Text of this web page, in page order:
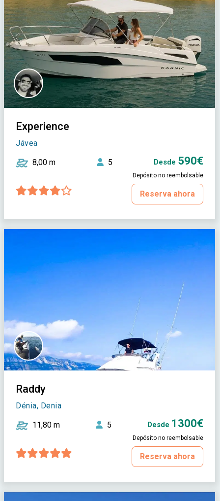
Experience
Jávea
8,00 m 5 Desde 590€
Depósito no reembolsable
Reserva ahora
Raddy
Dénia, Denia
11,80 m 5 Desde 1300€
Depósito no reembolsable
Reserva ahora